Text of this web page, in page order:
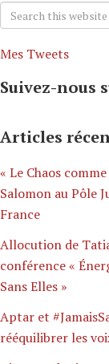
Search
for:
Mes Tweets
Suivez-nous
Articles
« Le Chaos
Salomon au Pôle
France
Allocution de
conférence «
Sans Elles »
Aptar et
rééquilibrer les